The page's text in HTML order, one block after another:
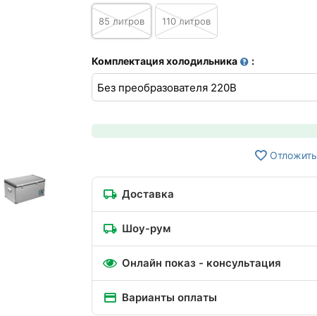
85 литров 110 литров
Комплектация холодильника :
Отложить
Доставка
Шоу-рум
Онлайн показ - консультация
Варианты оплаты